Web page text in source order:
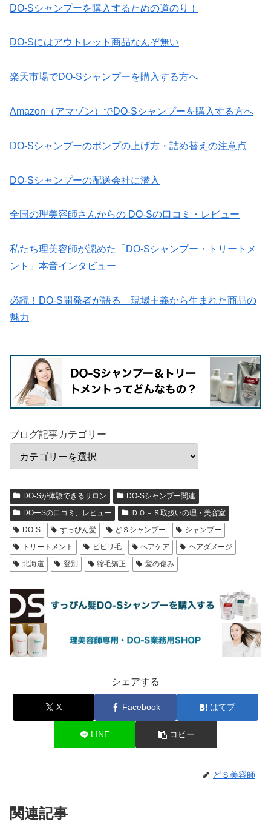
DO-Sシャンプーを購入するための道のり！
DO-Sにはアウトレット商品なんぞ無い
楽天市場でDO-Sシャンプーを購入する方へ
Amazon（アマゾン）でDO-Sシャンプーを購入する方へ
DO-Sシャンプーのポンプの上げ方・詰め替えの注意点
DO-Sシャンプーの配送会社に潜入
全国の理美容師さんからの DO-Sの口コミ・レビュー
私たち理美容師が認めた「DO-Sシャンプー・トリートメ
ント」本音インタビュー
必読！DO-S開発者が語る 現場主義から生まれた商品の
魅力
ブログ記事カテゴリー
DO-Sが体験できるサロン
DO-Sシャンプー関連
DOーSの口コミ、レビュー
ＤＯ－Ｓ取扱いの理・美容室
DO-S
すっぴん髪 どＳシャンプー
シャンプー
トリートメント
ビビリ毛 ヘアケア
ヘアダメージ
北海道
登別 縮毛矯正 髪の傷み
シェアする
X Facebook はてブ
LINE コピー
どＳ美容師
関連記事